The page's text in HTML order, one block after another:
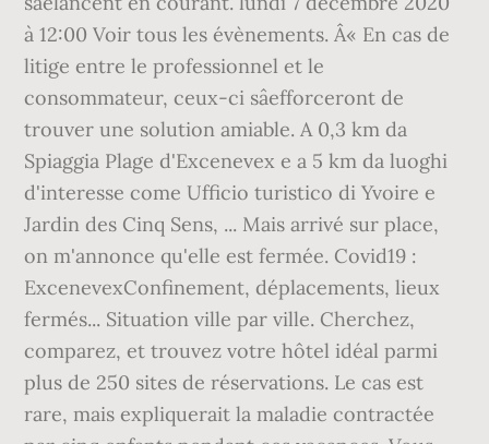
à 12:00 Voir tous les évènements. Â« En cas de
litige entre le professionnel et le
consommateur, ceux-ci sâefforceront de
trouver une solution amiable. A 0,3 km da
Spiaggia Plage d'Excenevex e a 5 km da luoghi
d'interesse come Ufficio turistico di Yvoire e
Jardin des Cinq Sens, ... Mais arrivé sur place,
on m'annonce qu'elle est fermée. Covid19 :
ExcenevexConfinement, déplacements, lieux
fermés... Situation ville par ville. Cherchez,
comparez, et trouvez votre hôtel idéal parmi
plus de 250 sites de réservations. Le cas est
rare, mais expliquerait la maladie contractée